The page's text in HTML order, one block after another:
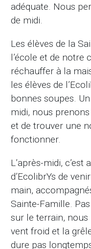
adéquate. Nous
de midi.
Les élèves de la
l’école et de notre
réchauffer à la
les élèves de
bonnes soupes.
midi, nous
et de trouver une
fonctionner.
L’après-midi, c’est
d’EcolibrYs de
main,
Sainte-Famille.
sur le terrain,
vent froid et la
dure pas